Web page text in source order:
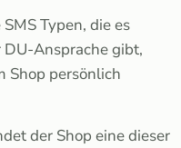
Typen, die es
Ansprache gibt,
Shop persönlich
der Shop eine dieser